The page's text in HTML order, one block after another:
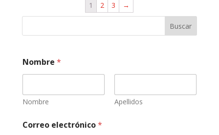
1 2 3 →
Buscar
Nombre *
Nombre Apellidos
Correo electrónico*